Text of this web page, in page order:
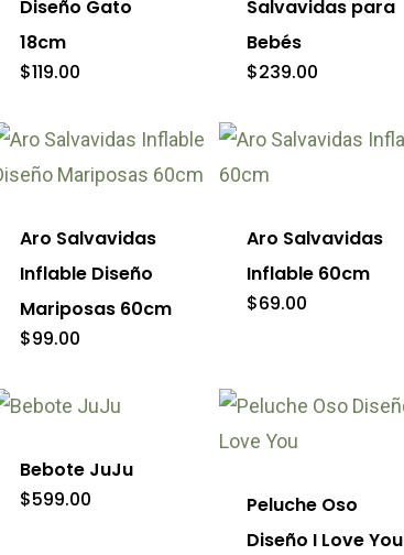
página
de
Las
se
pueden
en
página
de
Diseño Gato
18cm
$119.00
Salvavidas para
Bebés
$239.00
Aro Salvavidas
Inflable Diseño
Mariposas 60cm
$99.00
Este
producto
variantes.
se
pueden
en
Aro Salvavidas
Inflable 60cm
$69.00
Bebote JuJu
$599.00
Peluche Oso
Diseño I Love You